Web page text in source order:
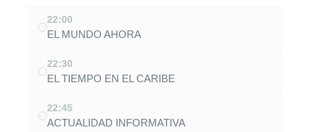
22:00
EL MUNDO AHORA
22:30
EL TIEMPO EN EL CARIBE
22:45
ACTUALIDAD INFORMATIVA